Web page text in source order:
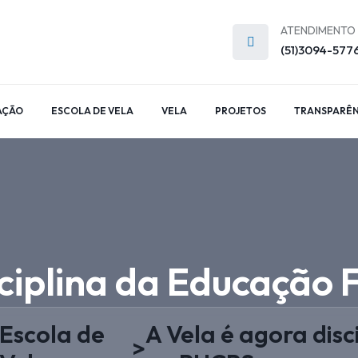
ATENDIMENTO
(51)3094-
ESCOLA DE VELA VELA PROJETOS
da Educação
Escola de
>A Vela é agora